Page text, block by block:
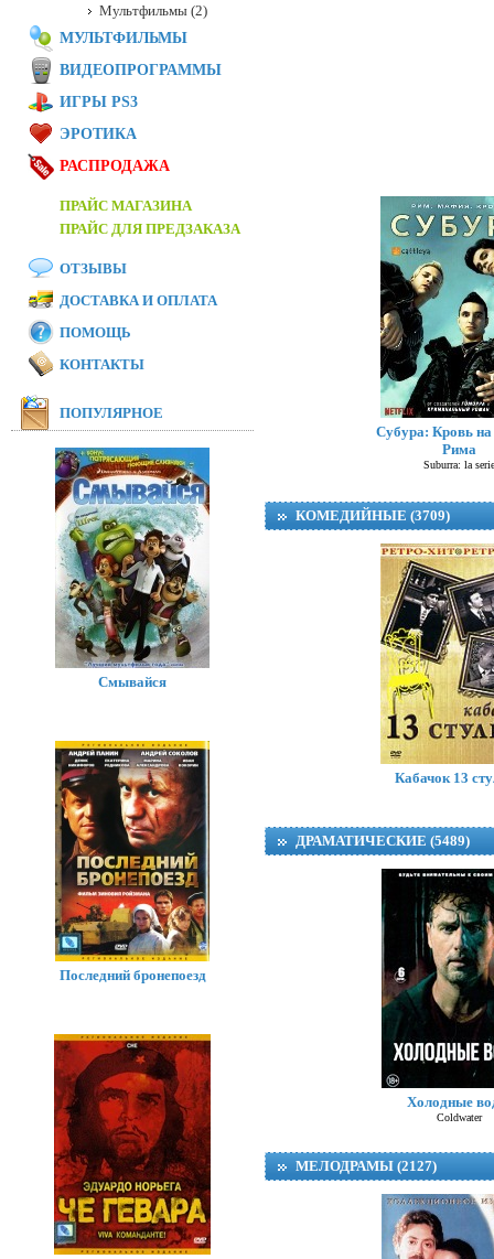
Субура: Кровь на
Рима
Suburra: la serie
Перси Джексон и
КОМЕДИЙНЫЕ (3709)
Кабачок 13
ДРАМАТИЧЕСКИЕ (5489)
Холодные
Coldwater
МЕЛОДРАМЫ (2127)
Мультфильмы (2)
МУЛЬТФИЛЬМЫ
ВИДЕОПРОГРАММЫ
ИГРЫ PS3
ЭРОТИКА
РАСПРОДАЖА
ПРАЙС МАГАЗИНА
ПРАЙС ДЛЯ ПРЕДЗАКАЗА
ОТЗЫВЫ
ДОСТАВКА И ОПЛАТА
ПОМОЩЬ
КОНТАКТЫ
ПОПУЛЯРНОЕ
Смывайся
Последний бронепоезд